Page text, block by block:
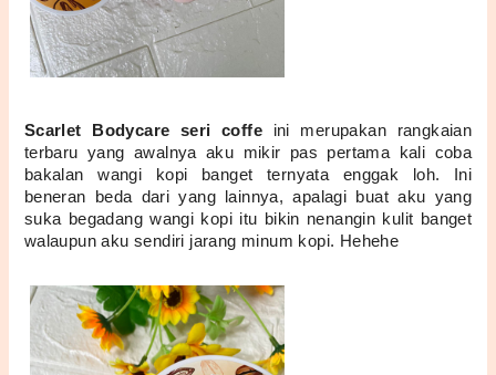
Scarlet Bodycare seri coffe ini merupakan rangkaian
terbaru yang awalnya aku mikir pas pertama kali coba
bakalan wangi kopi banget ternyata enggak loh. Ini
beneran beda dari yang lainnya, apalagi buat aku yang
suka begadang wangi kopi itu bikin nenangin kulit banget
walaupun aku sendiri jarang minum kopi. Hehehe